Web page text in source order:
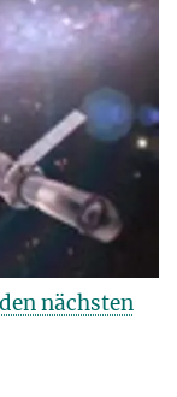
nächsten